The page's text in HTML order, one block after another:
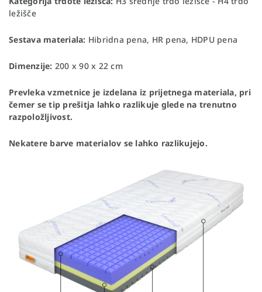
ležišče
Sestava materiala: Hibridna pena, HR pena, HDPU pena
Dimenzije: 200 x 90 x 22 cm
Prevleka vzmetnice je izdelana iz prijetnega materiala, pri
čemer se tip prešitja lahko razlikuje glede na trenutno
razpoložljivost.
Nekatere barve materialov se lahko razlikujejo.